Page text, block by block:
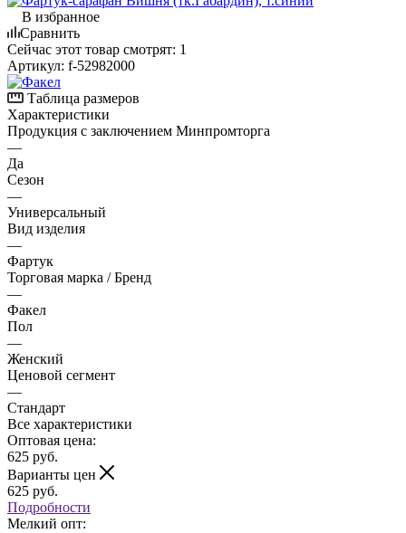
В избранное
Сравнить
Сейчас этот товар смотрят: 1
Артикул: f-52982000
Таблица размеров
Характеристики
Продукция с заключением Минпромторга
—
Да
Сезон
—
Универсальный
Вид изделия
—
Фартук
Торговая марка / Бренд
—
Факел
Пол
—
Женский
Ценовой сегмент
—
Стандарт
Все характеристики
Оптовая цена:
625 руб.
Варианты цен
625 руб.
Подробности
Мелкий опт: